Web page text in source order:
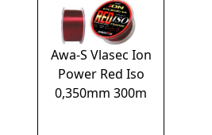
Awa-S Vlasec Ion
Power Red Iso
0,350mm 300m